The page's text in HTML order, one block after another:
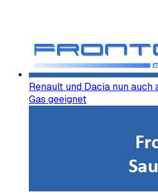
Renault und Dacia nun
Gas geeignet